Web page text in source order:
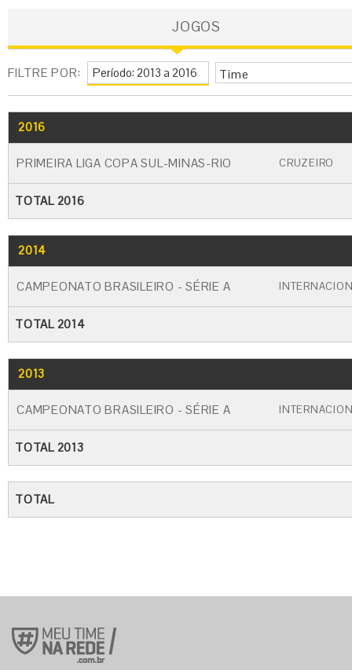
JOGOS
FILTRE POR: Time
2016
PRIMEIRA LIGA COPA SUL-MINAS-RIO CRUZEIRO
TOTAL 2016
2014
CAMPEONATO BRASILEIRO - SÉRIE A
TOTAL 2014
2013
CAMPEONATO BRASILEIRO - SÉRIE A
TOTAL 2013
TOTAL